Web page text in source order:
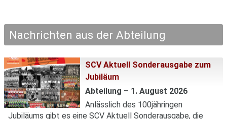
Nachrichten aus der Abteilung
SCV Aktuell Sonderausgabe zum
Jubiläum
Abteilung – 1. August 2026
Anlässlich des 100jähringen
Jubiläums gibt es eine SCV Aktuell Sonderausgabe, die